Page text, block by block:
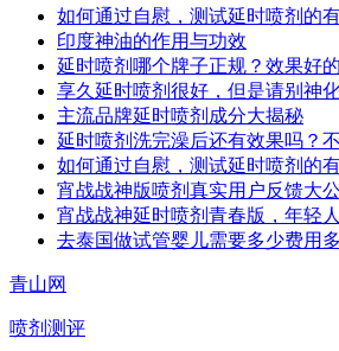
如何通过自慰，测试延时喷剂的
印度神油的作用与功效
延时喷剂哪个牌子正规？效果好
享久延时喷剂很好，但是请别神
主流品牌延时喷剂成分大揭秘
延时喷剂洗完澡后还有效果吗？
如何通过自慰，测试延时喷剂的
宵战战神版喷剂真实用户反馈大
宵战战神延时喷剂青春版，年轻
去泰国做试管婴儿需要多少费用
青山网
喷剂测评